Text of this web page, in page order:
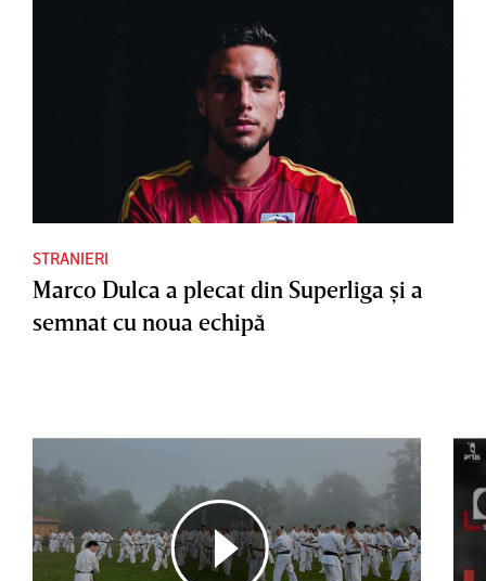
STRANIERI
Marco Dulca a plecat din Superliga şi a
semnat cu noua echipă